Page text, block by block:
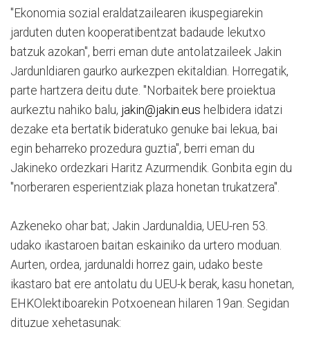
"Ekonomia sozial eraldatzailearen ikuspegiarekin
jarduten duten kooperatibentzat badaude lekutxo
batzuk azokan", berri eman dute antolatzaileek Jakin
Jardunldiaren gaurko aurkezpen ekitaldian. Horregatik,
parte hartzera deitu dute. "Norbaitek bere proiektua
aurkeztu nahiko balu, jakin@jakin.eus helbidera idatzi
dezake eta bertatik bideratuko genuke bai lekua, bai
egin beharreko prozedura guztia", berri eman du
Jakineko ordezkari Haritz Azurmendik. Gonbita egin du
"norberaren esperientziak plaza honetan trukatzera".
Azkeneko ohar bat; Jakin Jardunaldia, UEU-ren 53.
udako ikastaroen baitan eskainiko da urtero moduan.
Aurten, ordea, jardunaldi horrez gain, udako beste
ikastaro bat ere antolatu du UEU-k berak, kasu honetan,
EHKOlektiboarekin Potxoenean hilaren 19an. Segidan
dituzue xehetasunak: